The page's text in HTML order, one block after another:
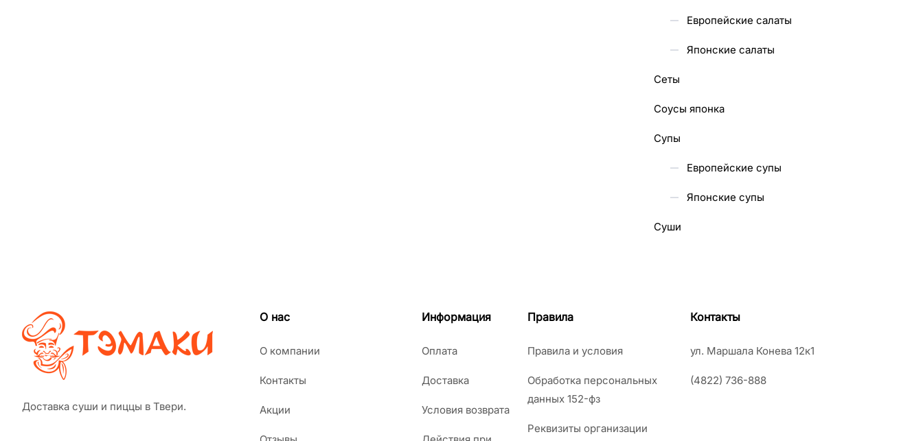
Европейские салаты
Японские салаты
Сеты
Соусы японка
Супы
Европейские супы
Японские супы
Суши
Доставка суши и пиццы в Твери.
О нас
О компании
Контакты
Акции
Информация
Оплата
Доставка
Условия возврата
Правила
Правила и условия
Обработка персональных
данных 152-фз
Реквизиты организации
Контакты
ул. Маршала Конева 12к1
(4822) 736-888